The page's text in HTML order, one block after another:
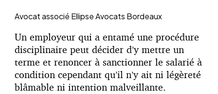
Avocat associé Ellipse Avocats Bordeaux
Un employeur qui a entamé une procédure
disciplinaire peut décider d’y mettre un
terme et renoncer à sanctionner le salarié à
condition cependant qu’il n’y ait ni légèreté
blâmable ni intention malveillante.